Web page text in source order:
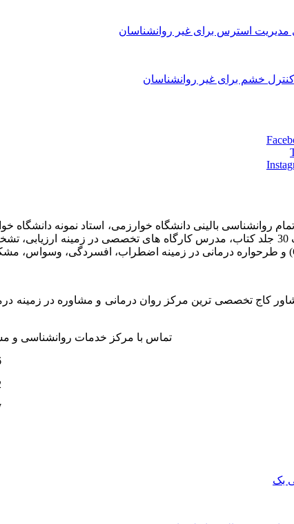
مدیریت استرس برای غیر روانشناسان
خشم برای غیر روانشناسان
علمی، مترجم و نویسنده نزدیک 30 جلد کتاب، مدرس کارگاه­ های تخصصی
تماس با مرکز خدمات روانشناسی و
بک